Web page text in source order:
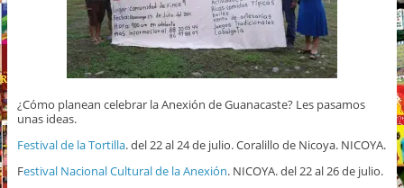
¿Cómo planean celebrar la Anexión de Guanacaste? Les pasamos
unas ideas.
Festival de la Tortilla. del 22 al 24 de julio. Coralillo de Nicoya. NICOYA.
Festival Nacional Cultural de la Anexión. NICOYA. del 22 al 26 de julio.